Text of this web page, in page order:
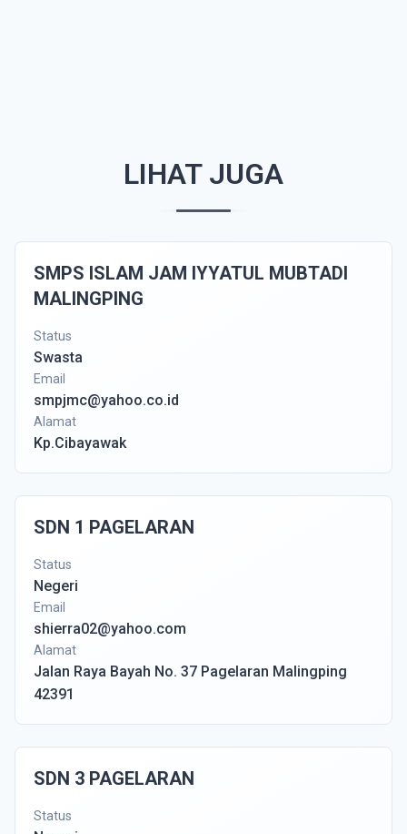
LIHAT JUGA
SMPS ISLAM JAM IYYATUL MUBTADI
MALINGPING
Status
Swasta
Email
smpjmc@yahoo.co.id
Alamat
Kp.Cibayawak
SDN 1 PAGELARAN
Status
Negeri
Email
shierra02@yahoo.com
Alamat
Jalan Raya Bayah No. 37 Pagelaran Malingping
42391
SDN 3 PAGELARAN
Status